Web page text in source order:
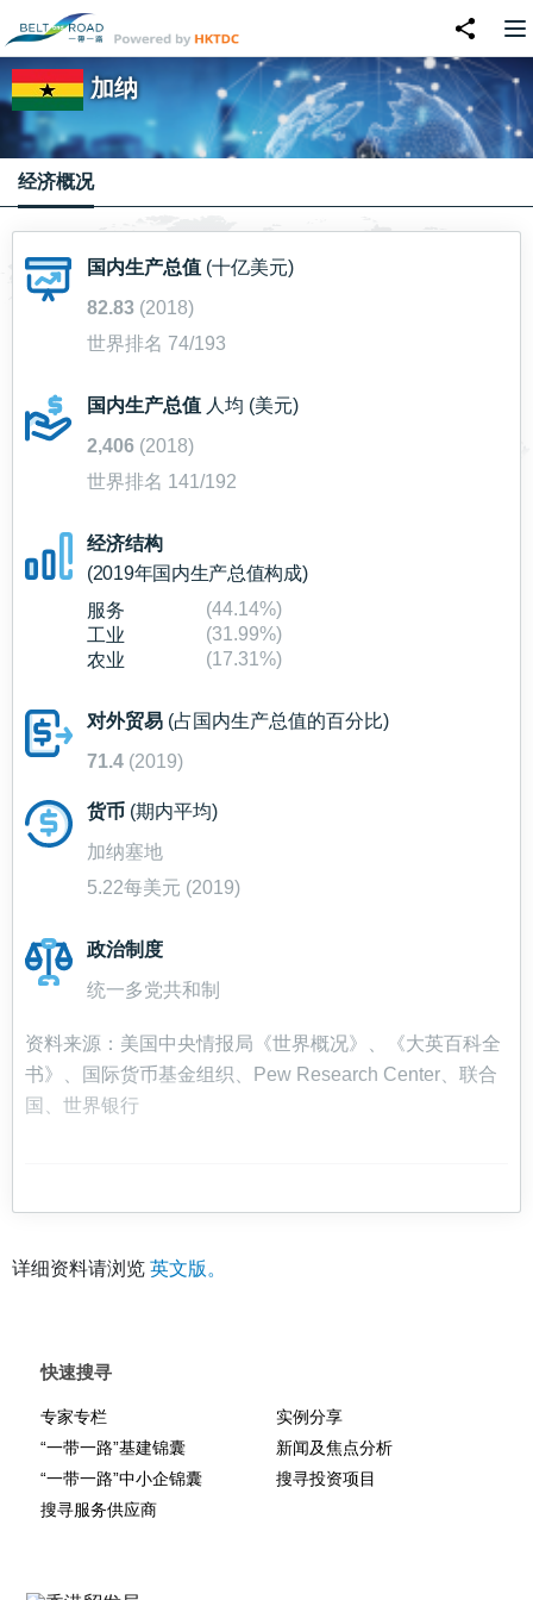
加纳
经济概况
国内生产总值 (十亿美元)
82.83 (2018)
世界排名 74/193
国内生产总值 人均 (美元)
2,406 (2018)
世界排名 141/192
经济结构
(2019年国内生产总值构成)
服务
(44.14%)
工业
(31.99%)
农业
(17.31%)
对外贸易 (占国内生产总值的百分比)
71.4 (2019)
货币 (期内平均)
加纳塞地
5.22每美元 (2019)
政治制度
统一多党共和制
资料来源：美国中央情报局《世界概况》、《大英百科全
书》、国际货币基金组织、Pew Research Center、联合
国、世界银行
详细资料请浏览 英文版。
快速搜寻
专家专栏
实例分享
“一带一路”基建锦囊
新闻及焦点分析
“一带一路”中小企锦囊
搜寻投资项目
搜寻服务供应商